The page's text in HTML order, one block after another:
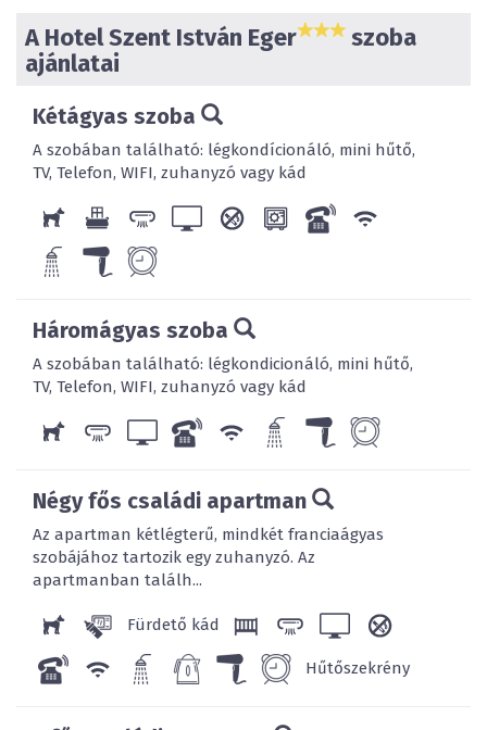
A Hotel Szent István Eger
szoba
ajánlatai
Kétágyas szoba
A szobában található: légkondícionáló, mini hűtő,
TV, Telefon, WIFI, zuhanyzó vagy kád
Háromágyas szoba
A szobában található: légkondicionáló, mini hűtő,
TV, Telefon, WIFI, zuhanyzó vagy kád
Négy fős családi apartman
Az apartman kétlégterű, mindkét franciaágyas
szobájához tartozik egy zuhanyzó. Az
apartmanban találh...
Fürdető kád
Hűtőszekrény